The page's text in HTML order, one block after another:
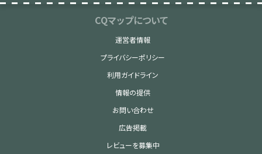
CQマップについて
運営者情報
プライバシーポリシー
利用ガイドライン
情報の提供
お問い合わせ
広告掲載
レビューを募集中